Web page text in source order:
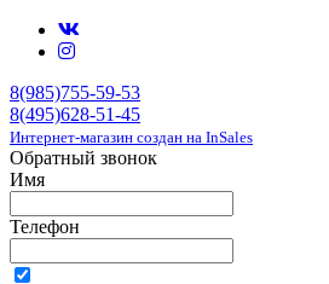
8(985)755-59-53
8(495)628-51-45
Интернет-магазин создан на InSales
Обратный звонок
Имя
Телефон